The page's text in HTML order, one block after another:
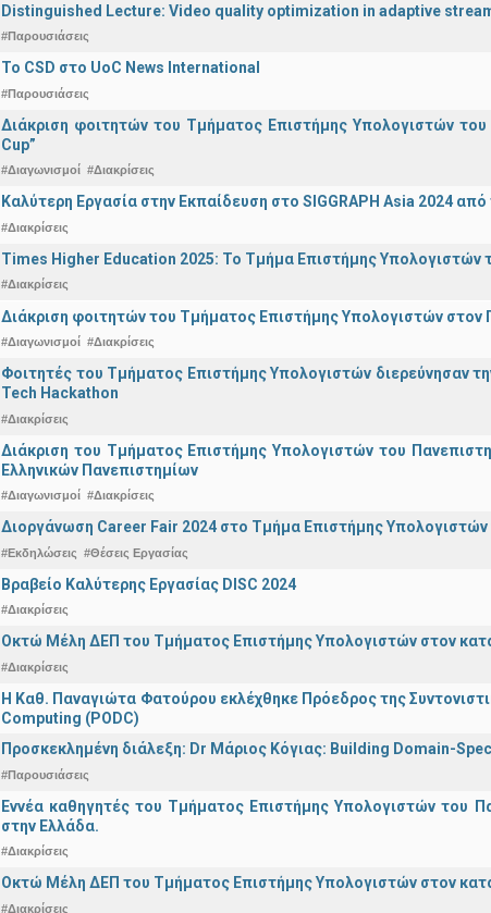
Distinguished Lecture: Video quality optimization in adaptive
#Παρουσιάσεις
To CSD στο UoC News International
#Παρουσιάσεις
Διάκριση φοιτητών του Τμήματος Επιστήμης Υπολογιστών
Cup”
#Διαγωνισμοί #Διακρίσεις
Καλύτερη Εργασία στην Εκπαίδευση στο SIGGRAPH Asia 2024
#Διακρίσεις
Times Higher Education 2025: Το Τμήμα Επιστήμης Υπολογιστών
#Διακρίσεις
Διάκριση φοιτητών του Τμήματος Επιστήμης Υπολογιστών
#Διαγωνισμοί #Διακρίσεις
Φοιτητές του Τμήματος Επιστήμης Υπολογιστών διερεύνησαν
Tech Hackathon
#Διακρίσεις
Διάκριση του Τμήματος Επιστήμης Υπολογιστών του
Ελληνικών Πανεπιστημίων
#Διαγωνισμοί #Διακρίσεις
Διοργάνωση Career Fair 2024 στο Τμήμα Επιστήμης Υπολογιστών
#Εκδηλώσεις #Θέσεις Εργασίας
Βραβείο Καλύτερης Εργασίας DISC 2024
#Διακρίσεις
Οκτώ Μέλη ΔΕΠ του Τμήματος Επιστήμης Υπολογιστών στον
#Διακρίσεις
Η Καθ. Παναγιώτα Φατούρου εκλέχθηκε Πρόεδρος της
Computing (PODC)
Προσκεκλημένη διάλεξη: Dr Μάριος Κόγιας: Building Domain-
#Παρουσιάσεις
Εννέα καθηγητές του Τμήματος Επιστήμης Υπολογιστών του
στην Ελλάδα.
#Διακρίσεις
Οκτώ Μέλη ΔΕΠ του Τμήματος Επιστήμης Υπολογιστών στον
#Διακρίσεις